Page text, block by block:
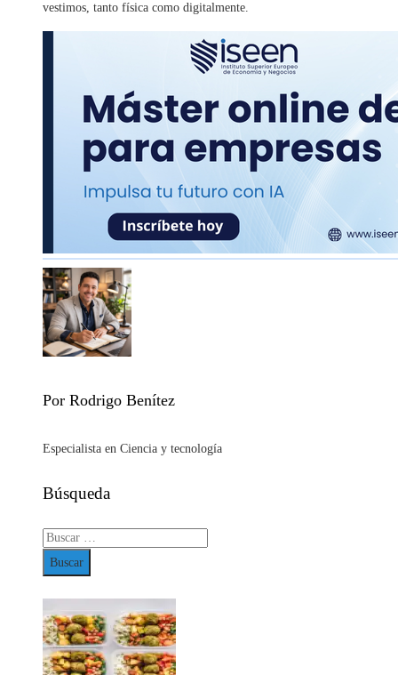
vestimos, tanto física como digitalmente.
Por Rodrigo Benítez
Especialista en Ciencia y tecnología
Búsqueda
Buscar: